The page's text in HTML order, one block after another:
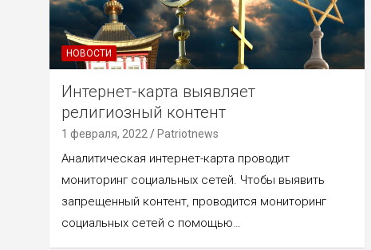
НОВОСТИ
Интернет-карта выявляет
религиозный контент
1 февраля, 2022 Patriotnews
Аналитическая интернет-карта проводит
мониторинг социальных сетей. Чтобы выявить
запрещенный контент, проводится мониторинг
социальных сетей с помощью…